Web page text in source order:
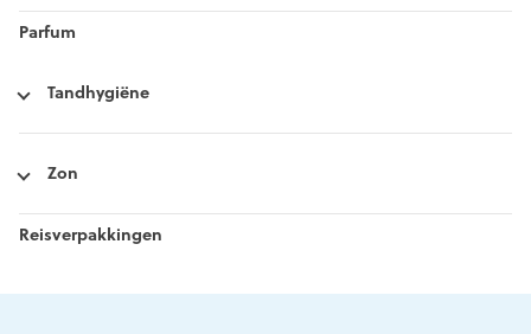
Parfum
Tandhygiëne
Zon
Reisverpakkingen